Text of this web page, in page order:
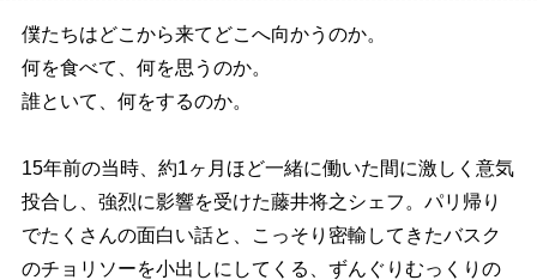
僕たちはどこから来てどこへ向かうのか。
何を食べて、何を思うのか。
誰といて、何をするのか。
15年前の当時、約1ヶ月ほど一緒に働いた間に激しく意気
投合し、強烈に影響を受けた藤井将之シェフ。パリ帰り
でたくさんの面白い話と、こっそり密輸してきたバスク
のチョリソーを小出しにしてくる、ずんぐりむっくりの